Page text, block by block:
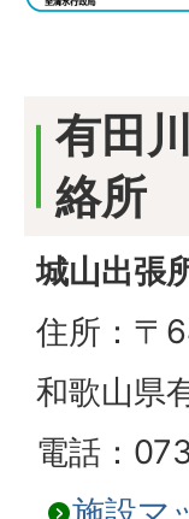
有田
絡所
城山出張
住所：〒
和歌山県
電話：